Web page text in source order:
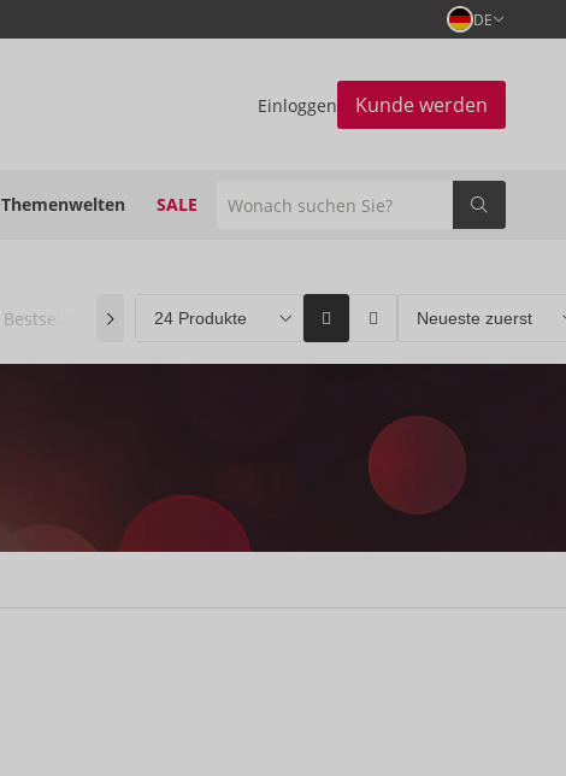
DE
Einloggen Kunde werden
Themenwelten SALE
Bestseller